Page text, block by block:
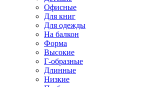
Офисные
Для книг
Для одежды
На балкон
Форма
Высокие
Г-образные
Длинные
Низкие